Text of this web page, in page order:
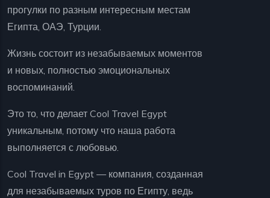
прогулки по разным интересным местам
Египта, ОАЭ, Турции.
Жизнь состоит из незабываемых моментов
и новых, полностью эмоциональных
воспоминаний.
Это то, что делает Cool Travel Egypt
уникальным, потому что наша работа
выполняется с любовью.
Cool Travel in Egypt — компания, созданная
для незабываемых туров по Египту, ведь